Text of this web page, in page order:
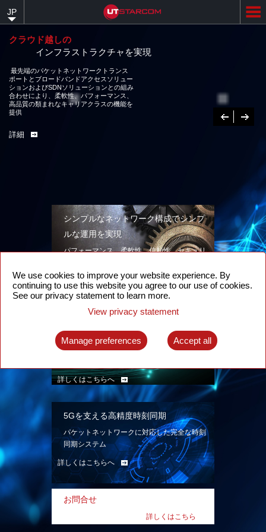
content
JP
クラウド越しの
インフラストラクチャを実現
最先端のパケットネットワークトランス
ポートとブロードバンドアクセスソリュー
ションおよびSDNソリューションとの組み
合わせにより、柔軟性、パフォーマンス、
高品質の類まれなキャリアクラスの機能を
提供
詳細
Previous
次
へ
シンプルなネットワーク構成でシンプ
ルな運用を実現
パフォーマンス、柔軟性、信頼性、セキュリ
ン。
詳しくはこちらへ
インテリジェント・パケット光ネット
ワーク
先進なSDN対応パケット光ネットワークで、
詳しくはこちらへ
5Gを支える高精度時刻同期
パケットネットワークに対応した完全な時刻
同期システム
詳しくはこちらへ
お問合せ
詳しくはこちら
We use cookies to improve your website experience. By
continuing to use this website you agree to our use of cookies.
See our privacy statement to learn more.
View privacy statement
Manage preferences Accept all